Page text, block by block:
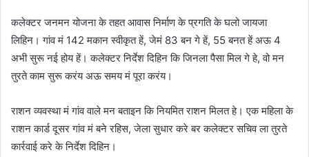
कलेक्टर जनमन योजना के तहत आवास निर्माण के प्रगति के घलो जायजा
लिहिन। गांव मं 142 मकान स्वीकृत हें, जेमं 83 बन गे हें, 55 बनत हें अऊ 4
अभी सुरू नई होय हें। कलेक्टर निर्देश दिहिन कि जिनला पैसा मिल गे हे, वो मन
तुरते काम सुरू करंय अऊ समय मं पूरा करंय।
राशन व्यवस्था मं गांव वाले मन बताइन कि नियमित राशन मिलत हे। एक महिला के
राशन कार्ड दूसर गांव मं बने रहिस, जेला सुधार करे बर कलेक्टर सचिव ला तुरते
कार्रवाई करे के निर्देश दिहिन।